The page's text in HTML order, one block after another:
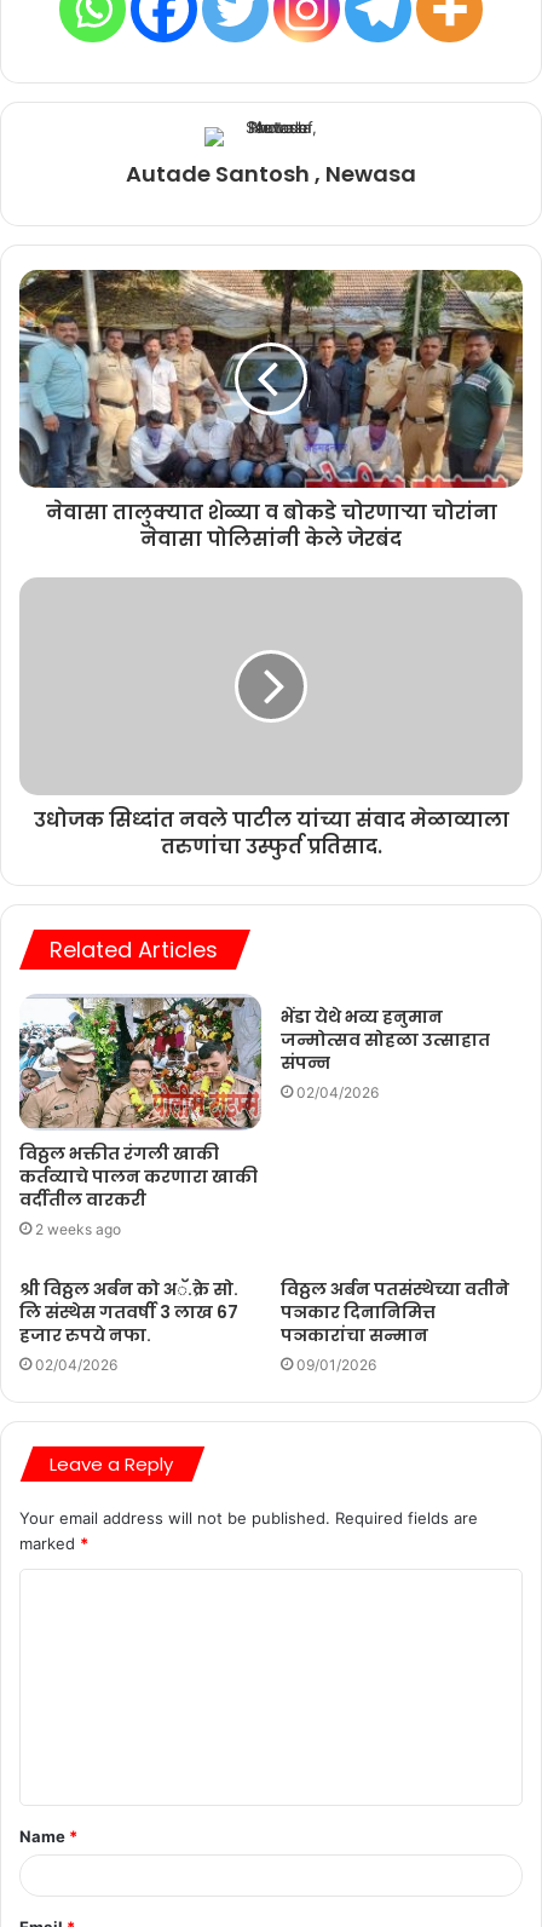
Autade Santosh , Newasa
नेवासा तालुक्यात शेळ्या व बोकडे चोरणाऱ्या चोरांना
नेवासा पोलिसांनी केले जेरबंद
उधोजक सिध्दांत नवले पाटील यांच्या संवाद मेळाव्याला
तरुणांचा उस्फुर्त प्रतिसाद.
Related Articles
विठ्ठल भक्तीत रंगली खाकी
कर्तव्याचे पालन करणारा खाकी
वर्दीतील वारकरी
2 weeks ago
भेंडा येथे भव्य हनुमान
जन्मोत्सव सोहळा उत्साहात
संपन्न
02/04/2026
श्री विठ्ठल अर्बन को अॅ.क्रे सो.
लि संस्थेस गतवर्षी 3 लाख 67
हजार रुपये नफा.
02/04/2026
विठ्ठल अर्बन पतसंस्थेच्या वतीने
पञकार दिनानिमित्त
पञकारांचा सन्मान
09/01/2026
Leave a Reply
Your email address will not be published. Required fields are
marked *
Name *